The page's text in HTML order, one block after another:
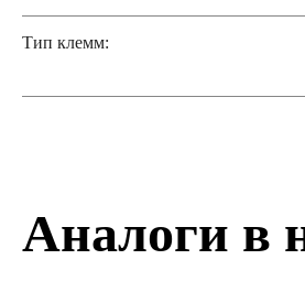
Тип клемм:
Аналоги в